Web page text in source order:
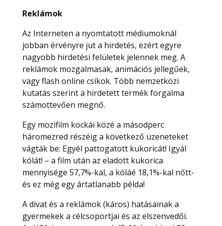
Reklámok
Az Interneten a nyomtatott médiumoknál
jobban érvényre jut a hirdetés, ezért egyre
nagyobb hirdetési felületek jelennek meg. A
reklámok mozgalmasak, animációs jellegűek,
vagy flash online csíkok. Több nemzetközi
kutatás szerint a hirdetett termék forgalma
számottevően megnő.
Egy mozifilm kockái közé a másodperc
háromezred részéig a következő üzeneteket
vágták be: Egyél pattogatott kukoricát! Igyál
kólát! – a film után az eladott kukorica
mennyisége 57,7%-kal, a kóláé 18,1%-kal nőtt-
és ez még egy ártatlanabb példa!
A divat és a reklámok (káros) hatásainak a
gyermekek a célcsoportjai és az elszenvedői.